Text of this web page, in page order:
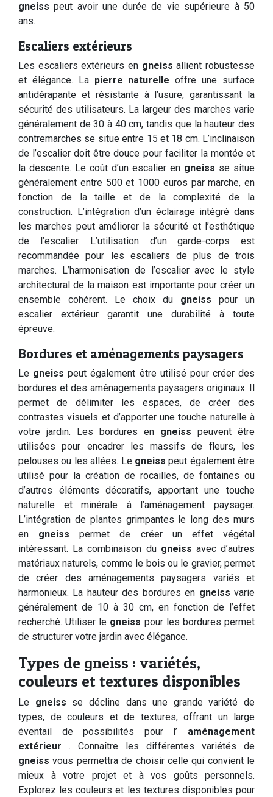
gneisspeut avoir une durée de vie supérieure à 50
ans.
Escaliers extérieurs
Les escaliers extérieurs en gneissallient robustesse
et élégance. La pierre naturelleoffre une surface
antidérapante et résistante à l’usure, garantissant la
sécurité des utilisateurs. La largeur des marches varie
généralement de 30 à 40 cm, tandis que la hauteur des
contremarches se situe entre 15 et 18 cm. L’inclinaison
de l’escalier doit être douce pour faciliter la montée et
la descente. Le coût d’un escalier en gneiss se situe
généralement entre 500 et 1000 euros par marche, en
fonction de la taille et de la complexité de la
construction. L’intégration d’un éclairage intégré dans
les marches peut améliorer la sécurité et l’esthétique
de l’escalier. L’utilisation d’un garde-corps est
recommandée pour les escaliers de plus de trois
marches. L’harmonisation de l’escalier avec le style
architectural de la maison est importante pour créer un
ensemble cohérent. Le choix du gneiss pour un
escalier extérieur garantit une durabilité à toute
épreuve.
Bordures et aménagements paysagers
Le gneisspeut également être utilisé pour créer des
bordures et des aménagements paysagers originaux. Il
permet de délimiter les espaces, de créer des
contrastes visuels et d’apporter une touche naturelle à
votre jardin. Les bordures en gneiss peuvent être
utilisées pour encadrer les massifs de fleurs, les
pelouses ou les allées. Le gneisspeut également être
utilisé pour la création de rocailles, de fontaines ou
d’autres éléments décoratifs, apportant une touche
naturelle et minérale à l’aménagement paysager.
L’intégration de plantes grimpantes le long des murs
en gneisspermet de créer un effet végétal
intéressant. La combinaison du gneiss avec d’autres
matériaux naturels, comme le bois ou le gravier, permet
de créer des aménagements paysagers variés et
harmonieux. La hauteur des bordures en gneissvarie
généralement de 10 à 30 cm, en fonction de l’effet
recherché. Utiliser le gneiss pour les bordures permet
de structurer votre jardin avec élégance.
Types de gneiss : variétés,
couleurs et textures disponibles
Le gneiss se décline dans une grande variété de
types, de couleurs et de textures, offrant un large
éventail de possibilités pour l’ aménagement
extérieur . Connaître les différentes variétés de
gneissvous permettra de choisir celle qui convient le
mieux à votre projet et à vos goûts personnels.
Explorez les couleurs et les textures disponibles pour